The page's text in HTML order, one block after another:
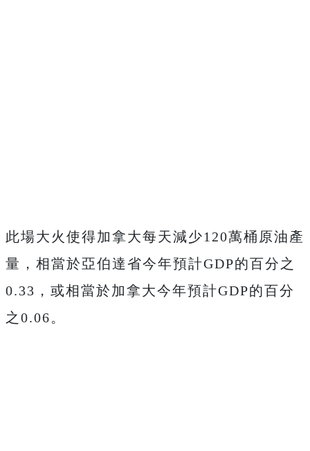
此場大火使得加拿大每天減少120萬桶原油產
量，相當於亞伯達省今年預計GDP的百分之
0.33，或相當於加拿大今年預計GDP的百分
之0.06。